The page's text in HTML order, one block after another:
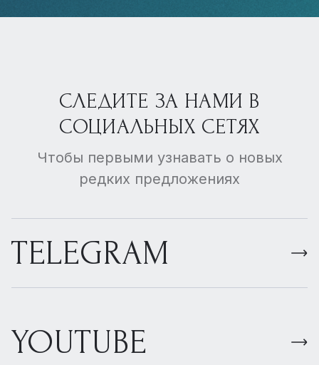
СЛЕДИТЕ ЗА НАМИ В
СОЦИАЛЬНЫХ СЕТЯХ
Чтобы первыми узнавать о новых
редких предложениях
TELEGRAM
YOUTUBE